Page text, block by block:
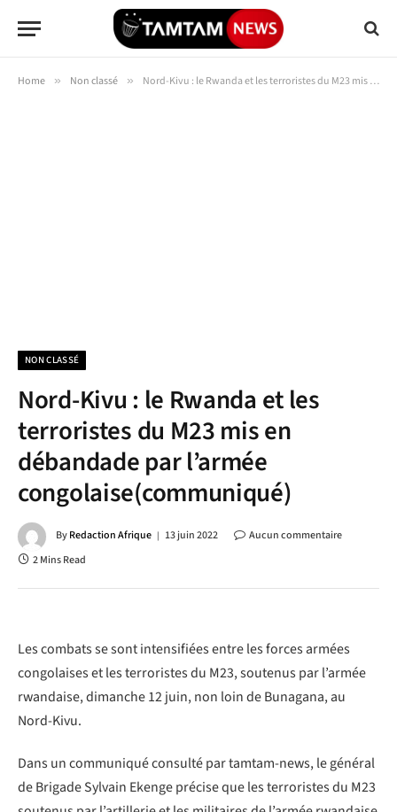
Home » Non classé » Nord-Kivu : le Rwanda et les terroristes du M23 mis en débandade par l’armée congolaise(communiqué)
NON CLASSÉ
Nord-Kivu : le Rwanda et les
terroristes du M23 mis en
débandade par l’armée
congolaise(communiqué)
ByRedaction Afrique 13 juin 2022
Aucun commentaire
2 Mins Read
Les combats se sont intensifiées entre les forces armées
congolaises et les terroristes du M23, soutenus par l’armée
rwandaise, dimanche 12 juin, non loin de Bunagana, au
Nord-Kivu.
Dans un communiqué consulté par tamtam-news, le général
de Brigade Sylvain Ekenge précise que les terroristes du M23